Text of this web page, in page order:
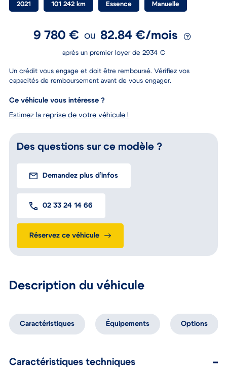
Description du véhicule
Caractéristiques Équipements Options
Caractéristiques techniques
2021 101 242 km Essence Manuelle
9 780 € ou 82.84 €/mois
après un premier loyer de 2934 €
Un crédit vous engage et doit être remboursé. Vérifiez vos
capacités de remboursement avant de vous engager.
Ce véhicule vous intéresse ?
Estimez la reprise de votre véhicule !
Des questions sur ce modèle ?
Demandez plus d’infos
02 33 24 14 66
Réservez ce véhicule